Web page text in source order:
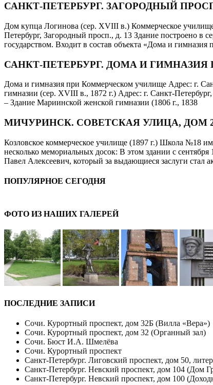
САНКТ-ПЕТЕРБУРГ. ЗАГОРОДНЫЙ
Дом купца Логинова (сер. ХVIII в.) Коммерческое
Петербург, Загородный просп., д. 13 Здание построено в
государством. Входит в состав объекта «Дома и
САНКТ-ПЕТЕРБУРГ. ДОМА И
Дома и гимназия при Коммерческом училище Адрес: г.
гимназии (сер. ХVIII в., 1872 г.) Адрес: г. Санкт-
– Здание Мариинской женской гимназии (1806 г., 1838
МИЧУРИНСК. СОВЕТСКАЯ УЛИЦА, ДОМ
Козловское коммерческое училище (1897 г.) Школа №18
несколько мемориальных досок: В этом здании с
Павел Алексеевич, который за выдающиеся заслуги стал
ПОПУЛЯРНОЕ СЕГОДНЯ
ФОТО ИЗ НАШИХ ГАЛЕРЕЙ
ПОСЛЕДНИЕ ЗАПИСИ
Сочи. Курортный проспект, дом 32Б (Вилла «Вера»)
Сочи. Курортный проспект, дом 32 (Органный зал)
Сочи. Бюст И.А. Шмелёва
Сочи. Курортный проспект
Санкт-Петербург. Лиговский проспект, дом 50,
Санкт-Петербург. Невский проспект, дом 104 (Дом
Санкт-Петербург. Невский проспект, дом 100